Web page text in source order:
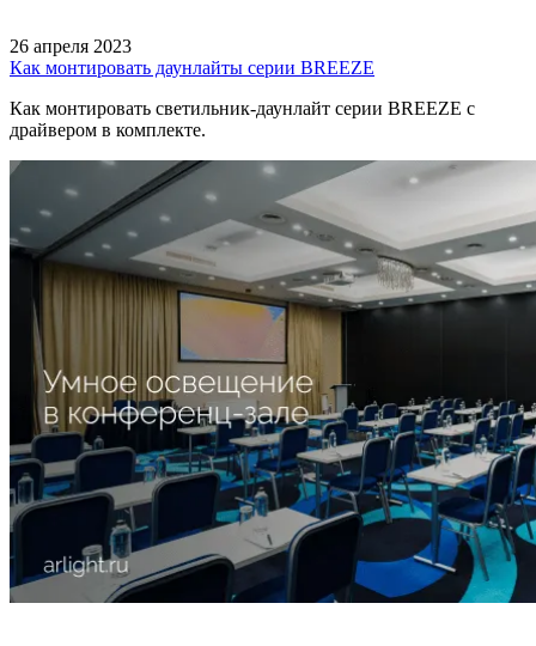
26 апреля 2023
Как монтировать даунлайты серии BREEZE
Как монтировать светильник-даунлайт серии BREEZE с
драйвером в комплекте.